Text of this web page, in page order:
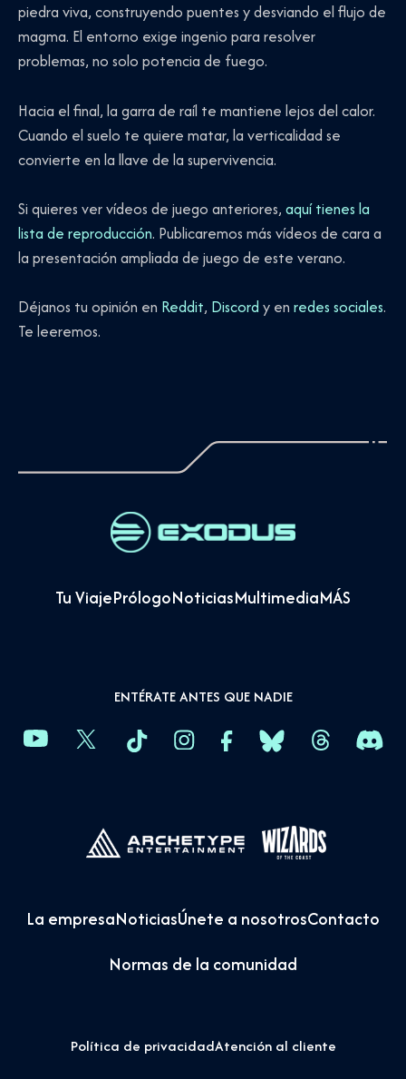
piedra viva, construyendo puentes y desviando el flujo de
magma. El entorno exige ingenio para resolver
problemas, no solo potencia de fuego.
Hacia el final, la garra de raíl te mantiene lejos del calor.
Cuando el suelo te quiere matar, la verticalidad se
convierte en la llave de la supervivencia.
Si quieres ver vídeos de juego anteriores, aquí tienes la
lista de reproducción. Publicaremos más vídeos de cara a
la presentación ampliada de juego de este verano.
Déjanos tu opinión en Reddit, Discord y en redes sociales.
Te leeremos.
Tu ViajePrólogoNoticiasMultimediaMÁS
ENTÉRATE ANTES QUE NADIE
La empresaNoticiasÚnete a nosotrosContacto
Normas de la comunidad
Política de privacidadAtención al cliente